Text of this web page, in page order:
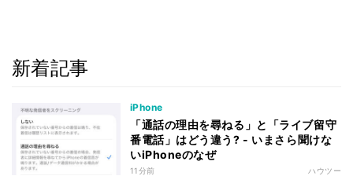
新着記事
iPhone
「通話の理由を尋ねる」と「ライブ留守
番電話」はどう違う? - いまさら聞けな
いiPhoneのなぜ
11分前 ハウツー